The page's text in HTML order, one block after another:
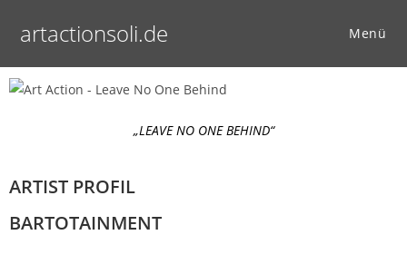
artactionsoli.de Menü
„LEAVE NO ONE BEHIND“
ARTIST PROFIL
BARTOTAINMENT